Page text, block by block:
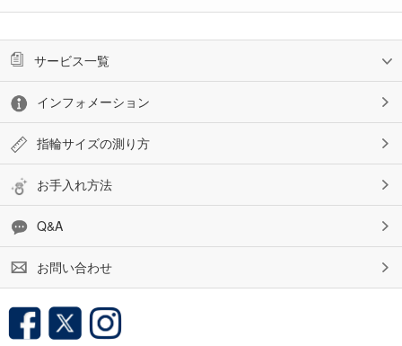
サービス一覧
インフォメーション
指輪サイズの測り方
お手入れ方法
Q&A
お問い合わせ